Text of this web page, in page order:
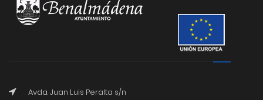
Avda. Juan Luis Peralta s/n